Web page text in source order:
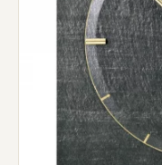
ELEGANT
DESIGN
VINTAGE
NATUR
ANFRAGE